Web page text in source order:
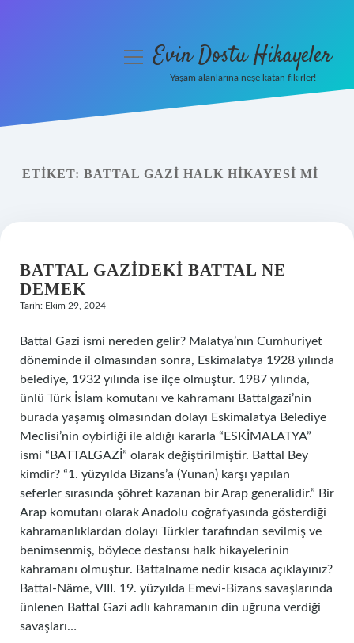
Yasal Uyarı
menüyüEvin Dostu Hikayeler
Yaşam alanlarına neşe katan fikirler!
ETIKET: BATTAL GAZI HALK HIKAYESI MI
BATTAL GAZIDEKI BATTAL NE
DEMEK
Tarih: Ekim 29, 2024
Battal Gazi ismi nereden gelir? Malatya’nın Cumhuriyet
döneminde il olmasından sonra, Eskimalatya 1928 yılında
belediye, 1932 yılında ise ilçe olmuştur. 1987 yılında,
ünlü Türk İslam komutanı ve kahramanı Battalgazi’nin
burada yaşamış olmasından dolayı Eskimalatya Belediye
Meclisi’nin oybirliği ile aldığı kararla “ESKİMALATYA”
ismi “BATTALGAZİ” olarak değiştirilmiştir. Battal Bey
kimdir? “1. yüzyılda Bizans’a (Yunan) karşı yapılan
seferler sırasında şöhret kazanan bir Arap generalidir.” Bir
Arap komutanı olarak Anadolu coğrafyasında gösterdiği
kahramanlıklardan dolayı Türkler tarafından sevilmiş ve
benimsenmiş, böylece destansı halk hikayelerinin
kahramanı olmuştur. Battalname nedir kısaca açıklayınız?
Battal-Nâme, VIII. 19. yüzyılda Emevi-Bizans savaşlarında
ünlenen Battal Gazi adlı kahramanın din uğruna verdiği
savaşları…